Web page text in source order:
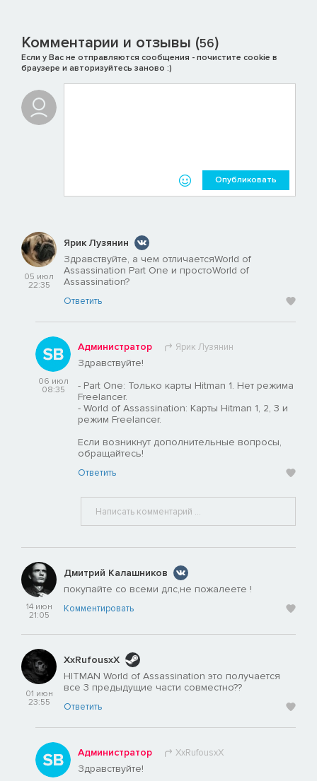
Комментарии и отзывы (56)
Если у Вас не отправляются сообщения - почистите cookie в
браузере и авторизуйтесь заново :)
Опубликовать
05 июл
22:35
Ярик Лузянин
Здравствуйте, а чем отличаетсяWorld of
Assassination Part One и простоWorld of
Assassination?
Ответить
06 июл
08:35
Администратор Ярик Лузянин
Здравствуйте!
- Part One: Только карты Hitman 1. Нет режима
Freelancer.
- World of Assassination: Карты Hitman 1, 2, 3 и
режим Freelancer.
Если возникнут дополнительные вопросы,
обращайтесь!
Ответить
14 июн
21:05
Дмитрий Калашников
покупайте со всеми длс,не пожалеете !
Комментировать
01 июн
23:55
XxRufousxX
HITMAN World of Assassination это получается
все 3 предыдущие части совместно??
Ответить
Администратор XxRufousxX
Здравствуйте!